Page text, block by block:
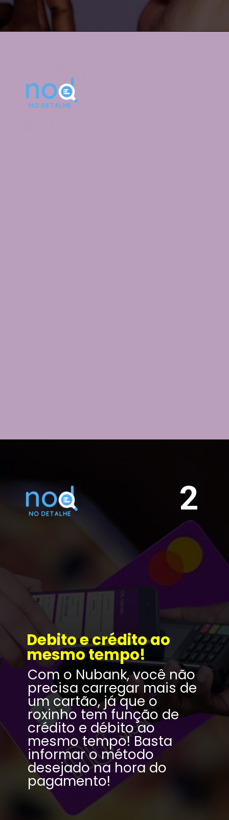
tarifas do cliente durante
Com o Nubank, você não
precisa carregar mais de
um cartão, já que o
roxinho tem função de
crédito e débito ao
mesmo tempo! Basta
informar o método
desejado na hora do
pagamento!
Debito e crédito ao
mesmo tempo!
2
3